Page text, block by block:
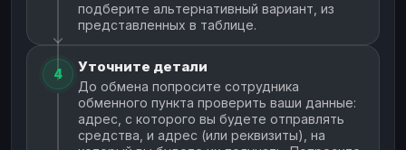
подберите альтернативный вариант, из
представленных в таблице.
4 Уточните детали
До обмена попросите сотрудника
обменного пункта проверить ваши данные:
адрес, с которого вы будете отправлять
средства, и адрес (или реквизиты), на